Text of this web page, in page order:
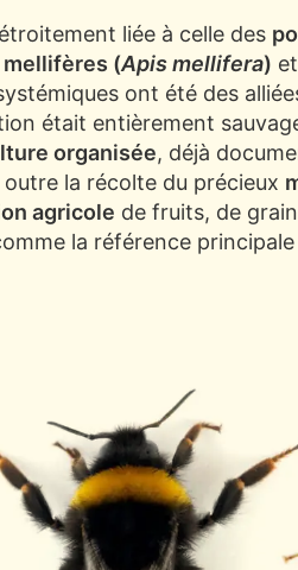
liée à celle des
(Apis mellifera)
ont été des
était entièrement
organisée, déjà
la récolte du précieux
agricole de fruits, de
la référence principale